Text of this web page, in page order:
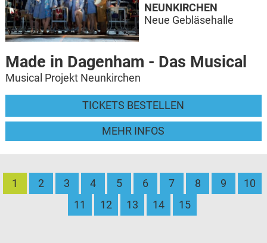
Made in Dagenham - Das Musical
Musical Projekt Neunkirchen
TICKETS BESTELLEN
MEHR INFOS
NEUNKIRCHEN
Neue Gebläsehalle
1 2 3 4 5 6 7 8 9
10
11
12 13 14 15